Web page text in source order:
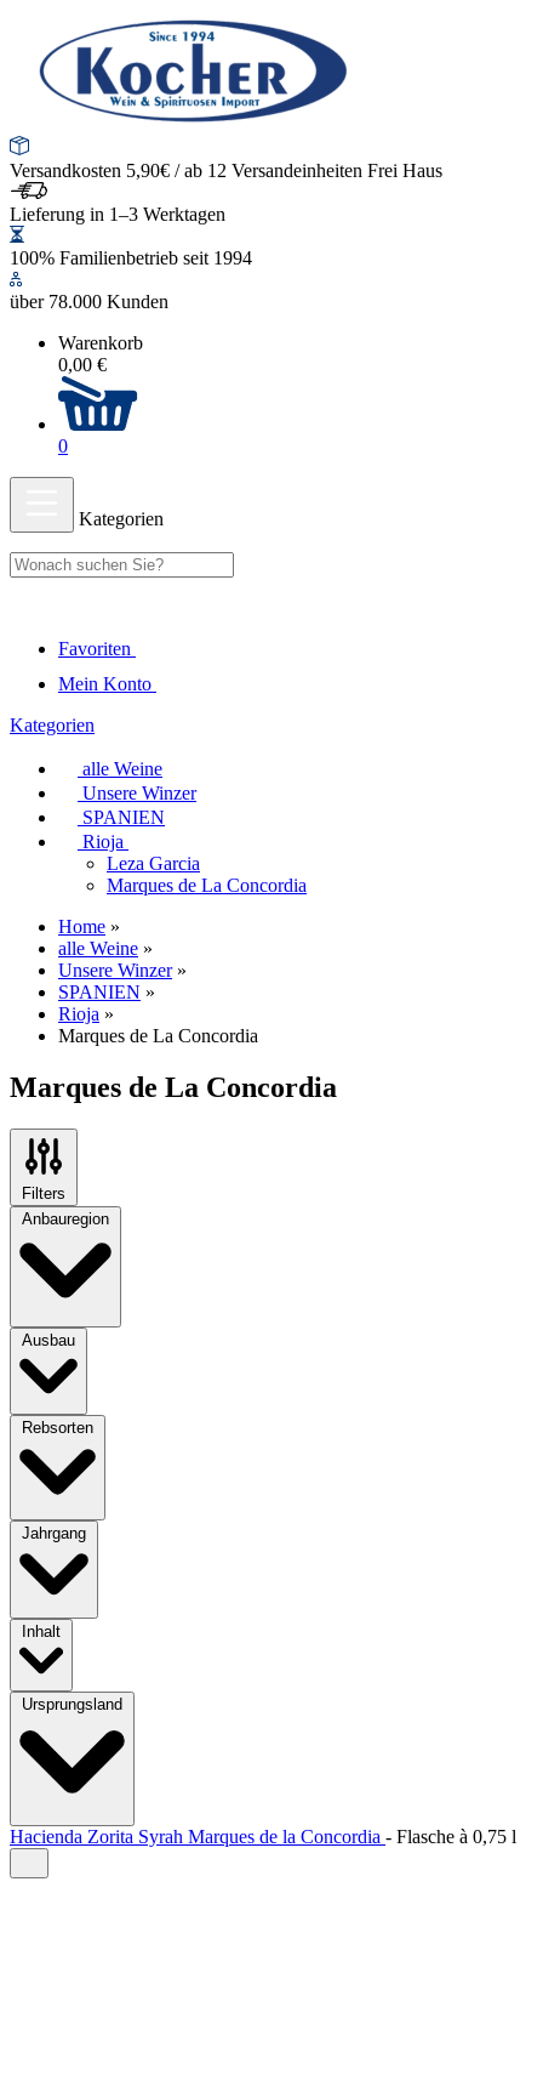
Versandkosten 5,90€ / ab 12 Versandeinheiten Frei Haus
Lieferung in 1–3 Werktagen
100% Familienbetrieb seit 1994
über 78.000 Kunden
Warenkorb
0,00 €
0
Kategorien
Favoriten
Mein Konto
Kategorien
alle Weine
Unsere Winzer
SPANIEN
Rioja
Leza Garcia
Marques de La Concordia
Home »
alle Weine »
Unsere Winzer »
SPANIEN »
Rioja »
Marques de La Concordia
Marques de La Concordia
Filters
Anbauregion
Ausbau
Rebsorten
Jahrgang
Inhalt
Ursprungsland
Hacienda Zorita Syrah Marques de la Concordia - Flasche à 0,75 l